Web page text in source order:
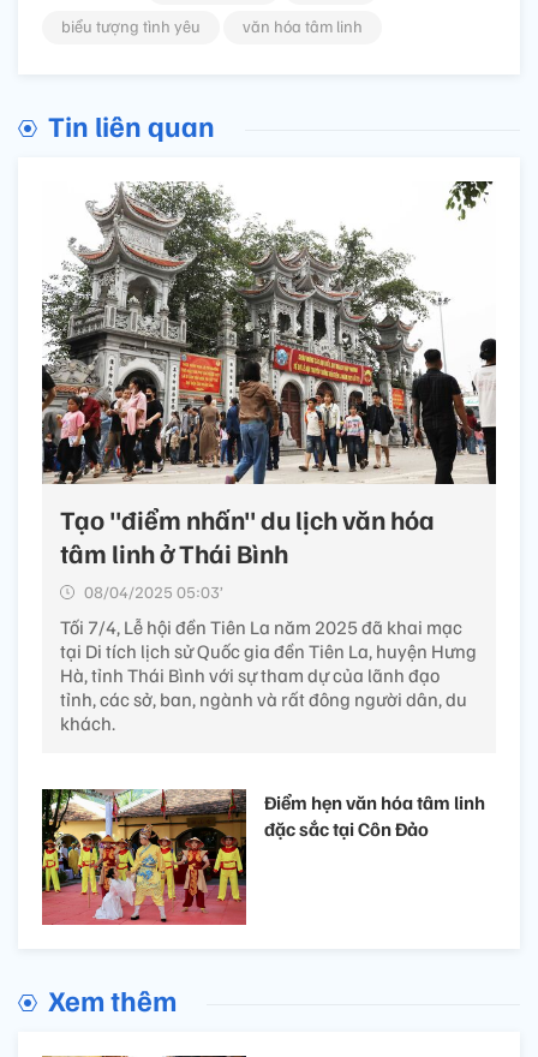
biểu tượng tình yêu
văn hóa tâm linh
Tin liên quan
Tạo "điểm nhấn" du lịch văn hóa
tâm linh ở Thái Bình
08/04/2025 05:03’
Tối 7/4, Lễ hội đền Tiên La năm 2025 đã khai mạc
tại Di tích lịch sử Quốc gia đền Tiên La, huyện Hưng
Hà, tỉnh Thái Bình với sự tham dự của lãnh đạo
tỉnh, các sở, ban, ngành và rất đông người dân, du
khách.
Điểm hẹn văn hóa tâm linh
đặc sắc tại Côn Đảo
Xem thêm